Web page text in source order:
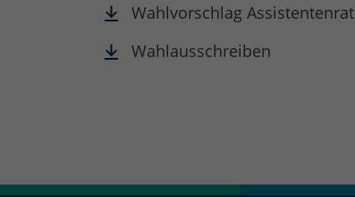
Wahlvorschlag Assistentenrat
Wahlausschreiben